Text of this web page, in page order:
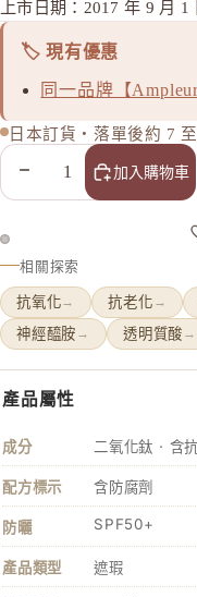
上市日期：2017 年 9 月 1
🏷️ 現有優惠
同一品牌【
日本訂貨・落單後約 7
減少數量 增加數量
加入購物車
相關探索
抗氧化→ 抗老化 →
神經醯胺 → 透明質酸 →
產品屬性
成分 二氧化鈦 · 含
配方標示 含防腐劑
防曬 SPF50+
產品類型 遮瑕